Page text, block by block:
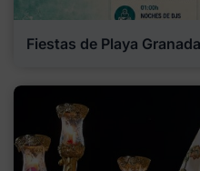
Fiestas de Playa